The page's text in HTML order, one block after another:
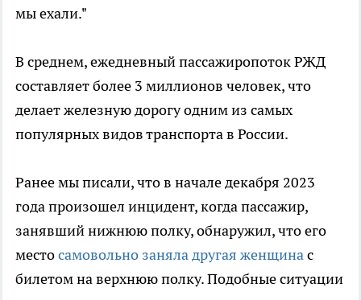
мы ехали."
В среднем, ежедневный пассажиропоток РЖД
составляет более 3 миллионов человек, что
делает железную дорогу одним из самых
популярных видов транспорта в России.
Ранее мы писали, что в начале декабря 2023
года произошел инцидент, когда пассажир,
занявший нижнюю полку, обнаружил, что его
местосамовольно заняла другая женщинас
билетом на верхнюю полку. Подобные ситуации